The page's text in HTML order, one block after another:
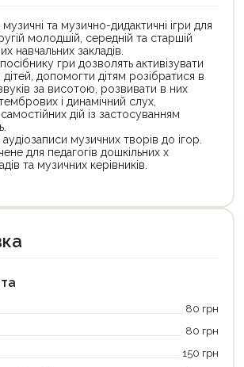
та музично-дидактичні ігри для
молодшій, середній та старшій
навчальних закладів.
гри дозволять активізувати
дітей, допомогти дітям розібратися в
за висотою, розвивати в них
і динамічний слух,
дій із застосуванням
музичних творів до ігор.
для педагогів дошкільних х
та музичних керівників.
80 грн
80 грн
150 грн